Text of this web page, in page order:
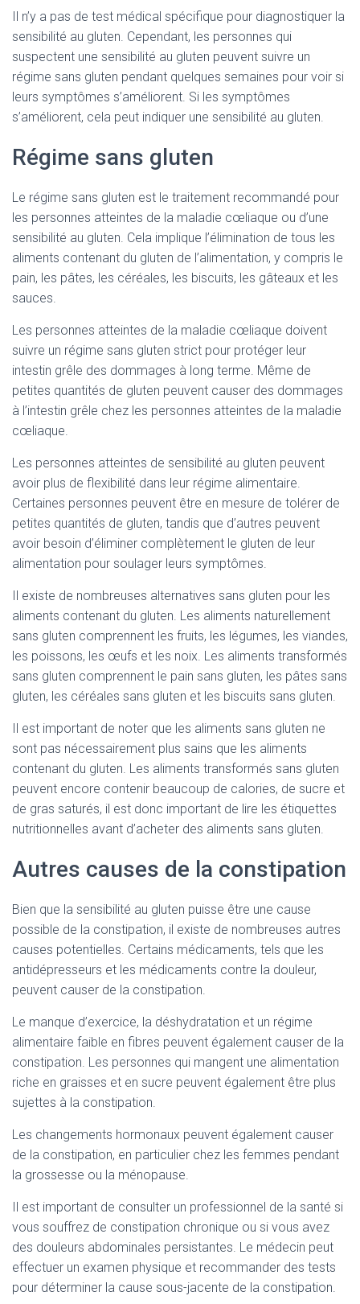
Il n’y a pas de test médical spécifique pour diagnostiquer la
sensibilité au gluten. Cependant, les personnes qui
suspectent une sensibilité au gluten peuvent suivre un
régime sans gluten pendant quelques semaines pour voir si
leurs symptômes s’améliorent. Si les symptômes
s’améliorent, cela peut indiquer une sensibilité au gluten.
Régime sans gluten
Le régime sans gluten est le traitement recommandé pour
les personnes atteintes de la maladie cœliaque ou d’une
sensibilité au gluten. Cela implique l’élimination de tous les
aliments contenant du gluten de l’alimentation, y compris le
pain, les pâtes, les céréales, les biscuits, les gâteaux et les
sauces.
Les personnes atteintes de la maladie cœliaque doivent
suivre un régime sans gluten strict pour protéger leur
intestin grêle des dommages à long terme. Même de
petites quantités de gluten peuvent causer des dommages
à l’intestin grêle chez les personnes atteintes de la maladie
cœliaque.
Les personnes atteintes de sensibilité au gluten peuvent
avoir plus de flexibilité dans leur régime alimentaire.
Certaines personnes peuvent être en mesure de tolérer de
petites quantités de gluten, tandis que d’autres peuvent
avoir besoin d’éliminer complètement le gluten de leur
alimentation pour soulager leurs symptômes.
Il existe de nombreuses alternatives sans gluten pour les
aliments contenant du gluten. Les aliments naturellement
sans gluten comprennent les fruits, les légumes, les viandes,
les poissons, les œufs et les noix. Les aliments transformés
sans gluten comprennent le pain sans gluten, les pâtes sans
gluten, les céréales sans gluten et les biscuits sans gluten.
Il est important de noter que les aliments sans gluten ne
sont pas nécessairement plus sains que les aliments
contenant du gluten. Les aliments transformés sans gluten
peuvent encore contenir beaucoup de calories, de sucre et
de gras saturés, il est donc important de lire les étiquettes
nutritionnelles avant d’acheter des aliments sans gluten.
Autres causes de la constipation
Bien que la sensibilité au gluten puisse être une cause
possible de la constipation, il existe de nombreuses autres
causes potentielles. Certains médicaments, tels que les
antidépresseurs et les médicaments contre la douleur,
peuvent causer de la constipation.
Le manque d’exercice, la déshydratation et un régime
alimentaire faible en fibres peuvent également causer de la
constipation. Les personnes qui mangent une alimentation
riche en graisses et en sucre peuvent également être plus
sujettes à la constipation.
Les changements hormonaux peuvent également causer
de la constipation, en particulier chez les femmes pendant
la grossesse ou la ménopause.
Il est important de consulter un professionnel de la santé si
vous souffrez de constipation chronique ou si vous avez
des douleurs abdominales persistantes. Le médecin peut
effectuer un examen physique et recommander des tests
pour déterminer la cause sous-jacente de la constipation.